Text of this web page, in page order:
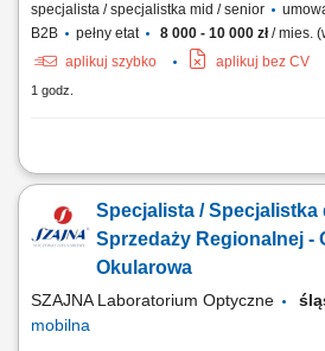
specjalista / specjalistka mid / senior
B2B
pełny etat 8 000 - 10 000 zł/ mies.
aplikuj szybko
aplikuj bez CV
1 godz.
Opis stanowiska Kompleksowa opieka nad
punktów handlowych. Dbanie o stałą
w oparciu o zatwierdzony budżet roczny.
rynkowych zmierzających...
Specjalista / Specjalistka
Sprzedaży Regionalnej -
Okularowa
SZAJNA Laboratorium Optyczne
mobilna